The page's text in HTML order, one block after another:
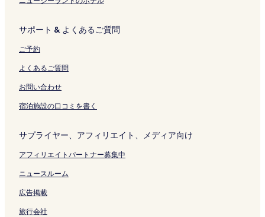
ー
ジ
を
開
リ
ク
ク
サポート & よくあるご質問
ご予約
よくあるご質問
お問い合わせ
宿泊施設の口コミを書く
サプライヤー、アフィリエイト、メディア向け
アフィリエイトパートナー募集中
ニュースルーム
広告掲載
旅行会社